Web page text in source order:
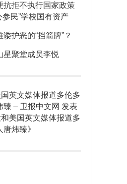
抗拒不执行国家政策
民”学校国有资产
护恶的“挡箭牌”？
星聚堂成员李悦
英文媒体报道多伦多
– 卫报中文网 发表
美国英文媒体报道多
唐炜臻》